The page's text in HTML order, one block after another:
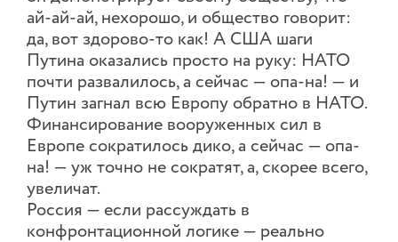
ай-ай-ай, нехорошо, и общество говорит:
да, вот здорово-то как! А США шаги
Путина оказались просто на руку: НАТО
почти развалилось, а сейчас — опа-на! — и
Путин загнал всю Европу обратно в НАТО.
Финансирование вооруженных сил в
Европе сократилось дико, а сейчас — опа-
на! — уж точно не сократят, а, скорее всего,
увеличат.
Россия — если рассуждать в
конфронтационной логике — реально